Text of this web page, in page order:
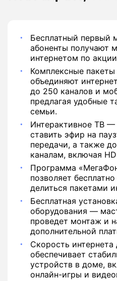
Бесплатный первый
абоненты получают
интернетом по
Комплексные
объединяют
до 250 каналов и
предлагая удобные
семьи.
Интерактивное ТВ
ставить эфир на
передачи, а также
каналам, включая
Программа
позволяет
делиться пакетами
Бесплатная
оборудования —
проведет монтаж и
дополнительной
Скорость
обеспечивает
устройств в доме,
онлайн-игры и